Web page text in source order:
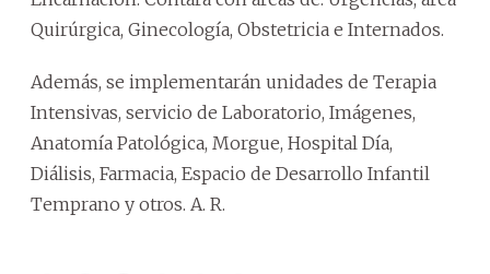
Quirúrgica, Ginecología, Obstetricia e Internados.
Además, se implementarán unidades de Terapia
Intensivas, servicio de Laboratorio, Imágenes,
Anatomía Patológica, Morgue, Hospital Día,
Diálisis, Farmacia, Espacio de Desarrollo Infantil
Temprano y otros. A. R.